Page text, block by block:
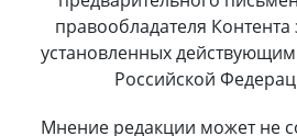
правообладателя
установленных
Российской
Мнение редакции может не